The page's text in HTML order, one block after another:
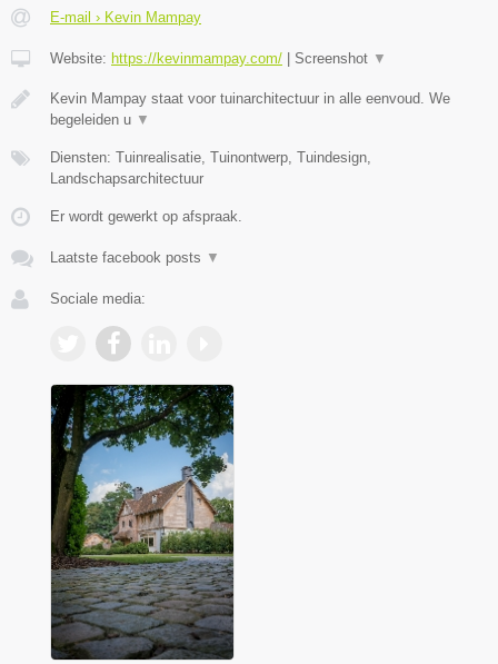
E-mail › Kevin Mampay
Website: https://kevinmampay.com/ Screenshot ▼
Kevin Mampay staat voor tuinarchitectuur in alle eenvoud. We
begeleiden u ▼
Diensten: Tuinrealisatie, Tuinontwerp, Tuindesign,
Landschapsarchitectuur
Er wordt gewerkt op afspraak.
Laatste facebook posts ▼
Sociale media: